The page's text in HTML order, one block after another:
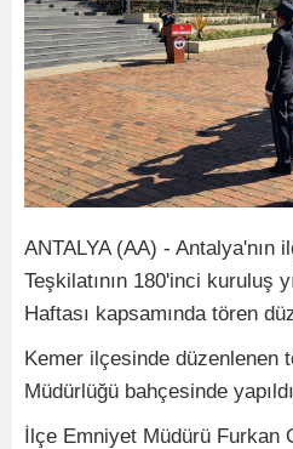
ANTALYA (AA) - Antalya'nın
Teşkilatının 180'inci kuruluş
Haftası kapsamında tören
Kemer ilçesinde düzenlenen
Müdürlüğü bahçesinde
İlçe Emniyet Müdürü Furkan